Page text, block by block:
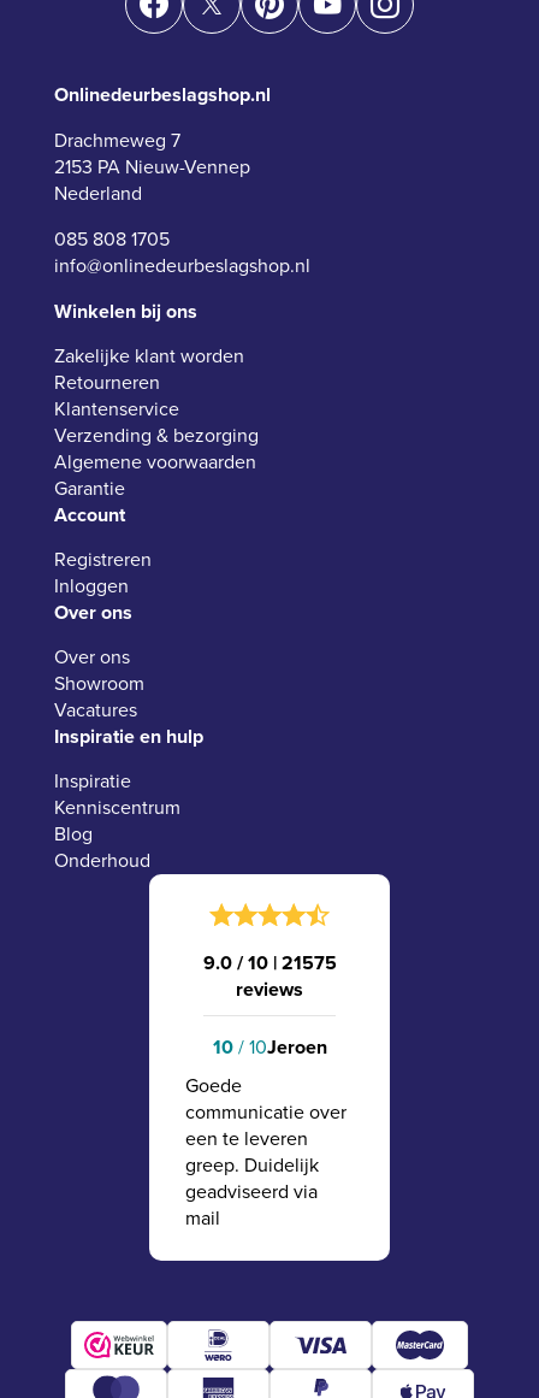
Onlinedeurbeslagshop.nl
Drachmeweg 7
2153 PA Nieuw-Vennep
Nederland
085 808 1705
info@onlinedeurbeslagshop.nl
Winkelen bij ons
Zakelijke klant worden
Retourneren
Klantenservice
Verzending & bezorging
Algemene voorwaarden
Garantie
Account
Registreren
Inloggen
Over ons
Over ons
Showroom
Vacatures
Inspiratie en hulp
Inspiratie
Kenniscentrum
Blog
Onderhoud
9.0 / 10 |21575
reviews
10/ 10Jeroen
Goede
communicatie over
een te leveren
greep. Duidelijk
geadviseerd via
mail